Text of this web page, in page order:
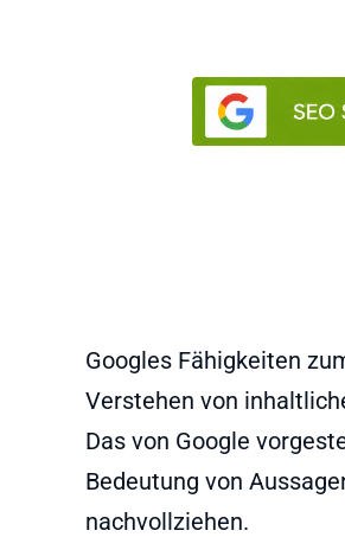
Googles Fähigkeiten
Verstehen von
Das von Google
Bedeutung von
nachvollziehen.